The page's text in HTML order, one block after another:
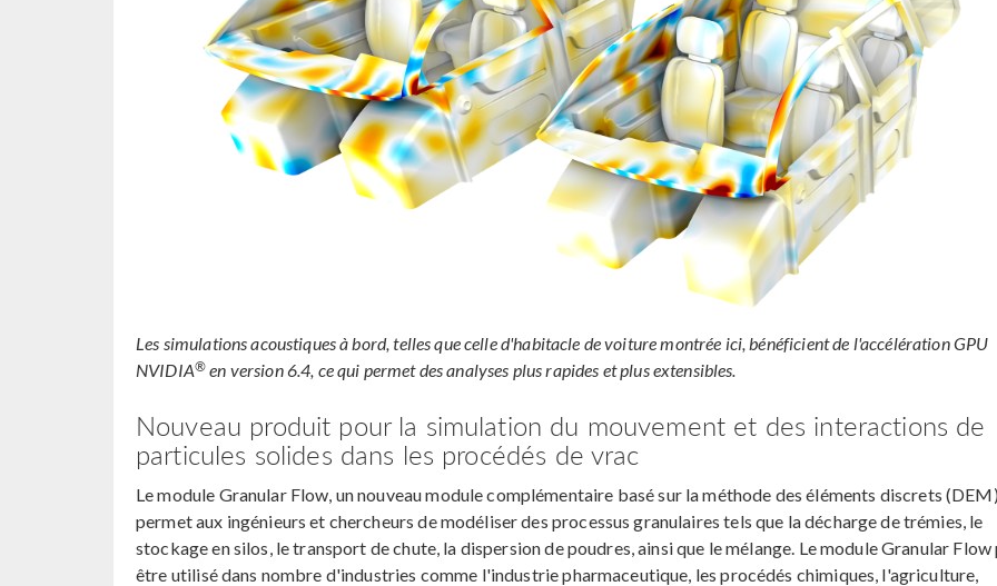
Les simulations acoustiques à bord, telles que celle d'habitacle de voiture montrée ici, bénéficient de l'accélération GPU
NVIDIA® en version 6.4, ce qui permet des analyses plus rapides et plus extensibles.
Nouveau produit pour la simulation du mouvement et des interactions de
particules solides dans les procédés de vrac
Le module Granular Flow, un nouveau module complémentaire basé sur la méthode des éléments discrets (DEM),
permet aux ingénieurs et chercheurs de modéliser des processus granulaires tels que la décharge de trémies, le
stockage en silos, le transport de chute, la dispersion de poudres, ainsi que le mélange. Le module Granular Flow
être utilisé dans nombre d'industries comme l'industrie pharmaceutique, les procédés chimiques, l'agriculture,